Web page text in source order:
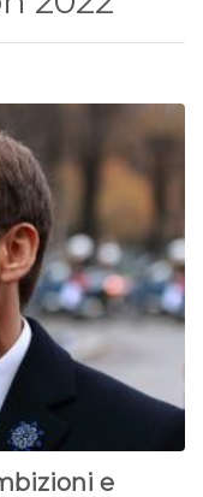
e